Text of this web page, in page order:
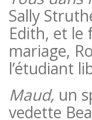
Sally
Edith, et le
mariage,
l’étudiant
Maud, un
vedette